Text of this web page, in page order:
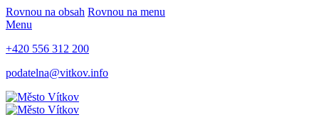
Rovnou na obsah Rovnou na menu
Menu
+420 556 312 200
podatelna@vitkov.info